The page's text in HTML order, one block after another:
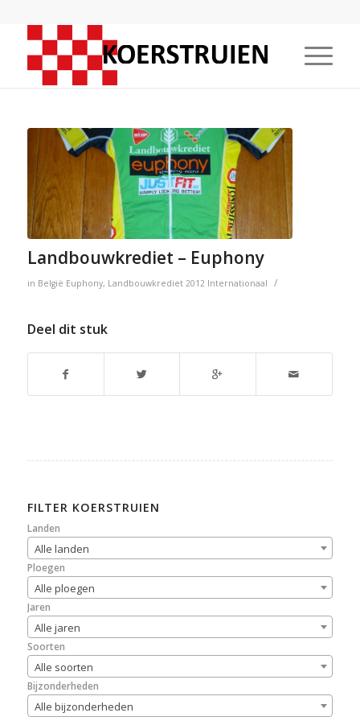
Landbouwkrediet – Euphony
in België Euphony, Landbouwkrediet 2012 Internationaal /
Deel dit stuk
FILTER KOERSTRUIEN
Landen
Alle landen
Ploegen
Alle ploegen
Jaren
Alle jaren
Soorten
Alle soorten
Bijzonderheden
Alle bijzonderheden